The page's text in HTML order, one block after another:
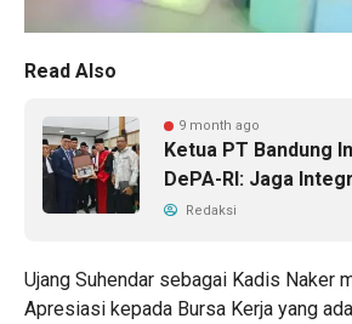
Read Also
9 month ago
Ketua PT Bandung
DePA-RI: Jaga
Redaksi
Ujang Suhendar sebagai Kadis Naker
Apresiasi kepada Bursa Kerja yang